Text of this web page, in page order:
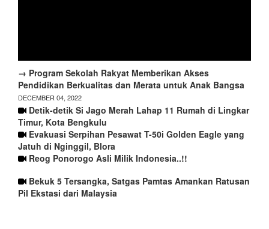
→ Program Sekolah Rakyat Memberikan Akses
Pendidikan Berkualitas dan Merata untuk Anak Bangsa
DECEMBER 04, 2022
Detik-detik Si Jago Merah Lahap 11 Rumah di Lingkar
Timur, Kota Bengkulu
Evakuasi Serpihan Pesawat T-50i Golden Eagle yang
Jatuh di Nginggil, Blora
Reog Ponorogo Asli Milik Indonesia..!!
Bekuk 5 Tersangka, Satgas Pamtas Amankan Ratusan
Pil Ekstasi dari Malaysia